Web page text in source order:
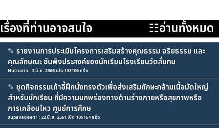
เรื่องที่ท่านอาจสนใจ ☷อ่านทั้งหมด
✎ รายงานการประเมินโครงการเสริมสร้างคุณธรรม จริยธรรม และ
คุณลักษณะ อันพึงประสงค์ของนักเรียนโรงเรียนวัดลั่นทม
Nutnarin : 3 มี.ค. 2566 เปิด 103106 ครั้ง
✎ ชุดกิจกรรมเก้าอี้ฝึกนั่งทรงตัวเพื่อส่งเสริมทักษะกล้ามเนื้อมัดใหญ่
สำหรับนักเรียน ที่มีความบกพร่องทางด้านร่างกายหรือสุขภาพหรือ
การเคลื่อนไหว ศูนย์การศึกษ
supavadee11 : 22 มิ.ย. 2561 เปิด 105164 ครั้ง